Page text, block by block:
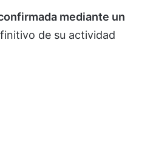
mediante un
de su actividad